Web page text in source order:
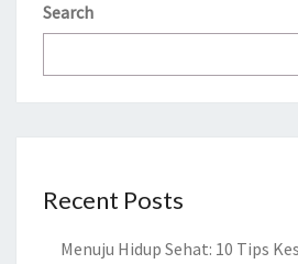
Search
Recent Posts
Menuju Hidup Sehat: 10 Tips